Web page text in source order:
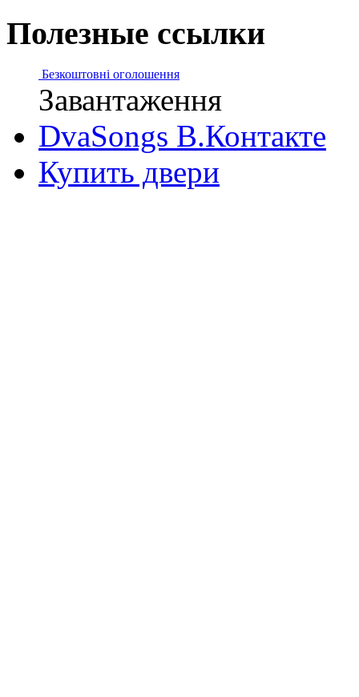
Полезные ссылки
Безкоштовні оголошення
Завантаження
DvaSongs В.Контакте
Купить двери